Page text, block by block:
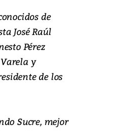
de
José Raúl
Pérez
y
de los
Sucre, mejor